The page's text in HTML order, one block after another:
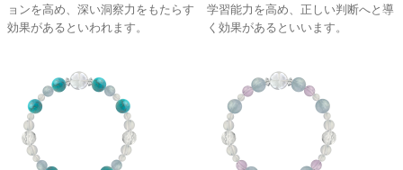
ョンを高め、深い洞察力をもたらす
効果があるといわれます。
学習能力を高め、正しい判断へと導
く効果があるといいます。